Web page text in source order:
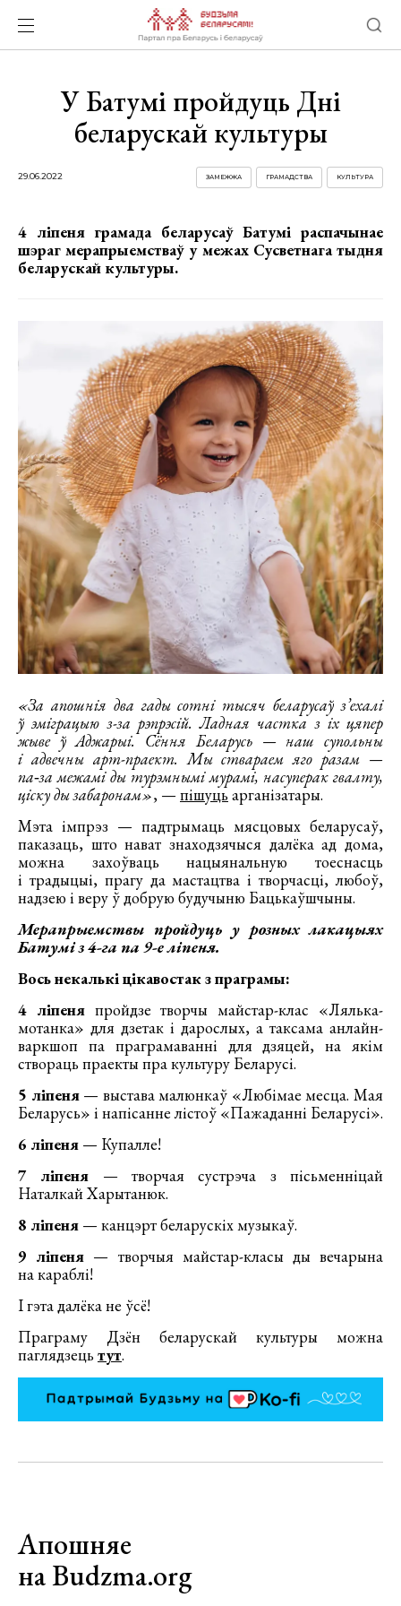
У Батумі пройдуць Дні
беларускай культуры
29.06.2022 КУЛЬТУРА
ГРАМАДСТВА
ЗАМЕЖЖА
4 ліпеня грамада беларусаў Батумі распачынае
шэраг мерапрыемстваў у межах Сусветнага тыдня
беларускай культуры.
«За апошнія два гады сотні тысяч беларусаў з’ехалі
ў эміграцыю з-за рэпрэсій. Ладная частка з іх цяпер
жыве ў Аджарыі. Сёння Беларусь — наш супольны
і адвечны арт-праект. Мы ствараем яго разам —
па‑за межамі ды турэмнымі мурамі, насуперак гвалту,
ціску ды забаронам», —пішуцьарганізатары.
Мэта імпрэз — падтрымаць мясцовых беларусаў,
паказаць, што нават знаходзячыся далёка ад дома,
можна захоўваць нацыянальную тоеснасць
і традыцыі, прагу да мастацтва і творчасці, любоў,
надзею і веру ў добрую будучыню Бацькаўшчыны.
Мерапрыемствы пройдуць у розных лакацыях
Батумі з 4-га па 9-е ліпеня.
Вось некалькі цікавостак з праграмы:
4 ліпеняпройдзе творчы майстар-клас «Лялька-
мотанка» для дзетак і дарослых, а таксама анлайн-
варкшоп па праграмаванні для дзяцей, на якім
створаць праекты пра культуру Беларусі.
5 ліпеня— выстава малюнкаў «Любімае месца. Мая
Беларусь» і напісанне лістоў «Пажаданні Беларусі».
6 ліпеня — Купалле!
7 ліпеня — творчая сустрэча з пісьменніцай
Наталкай Харытанюк.
8 ліпеня — канцэрт беларускіх музыкаў.
9 ліпеня — творчыя майстар-класы ды вечарына
на караблі!
І гэта далёка не ўсё!
Праграму Дзён беларускай культуры можна
паглядзецьтут.
Апошняе
на Budzma.org